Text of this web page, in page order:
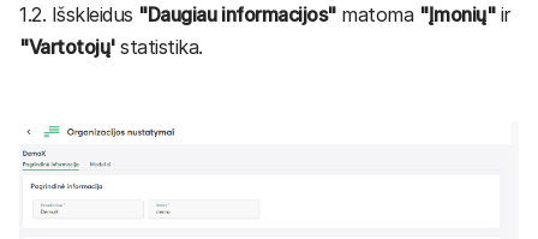
1.2. Išskleidus "Daugiau informacijos"matoma "Įmonių"ir
"Vartotojų'statistika.